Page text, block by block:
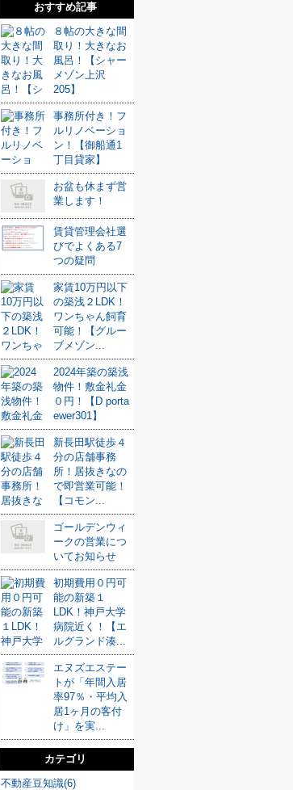
おすすめ記事
８帖の大きな間
取り！大きなお
風呂！【シャー
メゾン上沢
205】
事務所付き！フ
ルリノベーショ
ン！【御船通1
丁目貸家】
お盆も休まず営
業します！
賃貸管理会社選
びでよくある7
つの疑問
家賃10万円以下
の築浅２LDK！
ワンちゃん飼育
可能！【グルー
ブメゾン...
2024年築の築浅
物件！敷金礼金
０円！【D porta
ewer301】
新長田駅徒歩４
分の店舗事務
所！居抜きなの
で即営業可能！
【コモン...
ゴールデンウィ
ークの営業につ
いてお知らせ
初期費用０円可
能の新築１
LDK！神戸大学
病院近く！【エ
ルグランド湊...
エヌズエステー
トが「年間入居
率97％・平均入
居1ヶ月の客付
け」を実...
カテゴリ
不動産豆知識(6)